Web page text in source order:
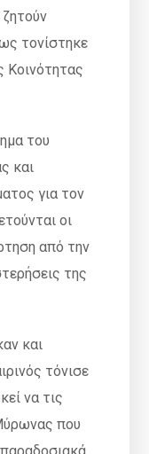
τονίστηκε
Κοινότητας
του
και
για τον
οι
από την
της
και
τόνισε
να τις
που